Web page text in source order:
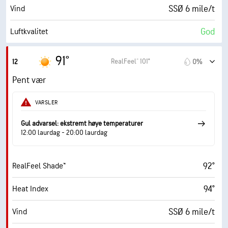
AccuLumen Brightness Index™ 10 (Veldig lyst)
Skydekke 0%
Vind SSØ 6 mile/t
Luftkvalitet God
Maks. UV-indeks
Vindkast
Fuktighet
Duggpunkt 66° F
Skydekke 0%
Sikt 10 mi
Skydekke 30000 fot
12 91° RealFeel® 101° 0%
Pent vær
VARSLER
Gul advarsel: ekstremt høye temperaturer
12:00 laurdag - 20:00 laurdag
RealFeel Shade™ 92°
Heat Index 94°
Vind SSØ 6 mile/t